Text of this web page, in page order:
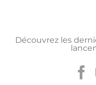
Découvrez les